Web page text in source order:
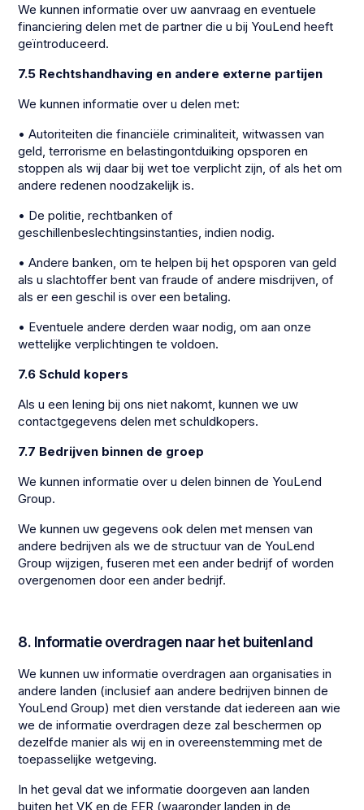
We kunnen informatie over uw aanvraag en eventuele
financiering delen met de partner die u bij YouLend heeft
geïntroduceerd.
7.5 Rechtshandhaving en andere externe partijen
We kunnen informatie over u delen met:
• Autoriteiten die financiële criminaliteit, witwassen van
geld, terrorisme en belastingontduiking opsporen en
stoppen als wij daar bij wet toe verplicht zijn, of als het om
andere redenen noodzakelijk is.
• De politie, rechtbanken of
geschillenbeslechtingsinstanties, indien nodig.
• Andere banken, om te helpen bij het opsporen van geld
als u slachtoffer bent van fraude of andere misdrijven, of
als er een geschil is over een betaling.
• Eventuele andere derden waar nodig, om aan onze
wettelijke verplichtingen te voldoen.
7.6 Schuld kopers
Als u een lening bij ons niet nakomt, kunnen we uw
contactgegevens delen met schuldkopers.
7.7 Bedrijven binnen de groep
We kunnen informatie over u delen binnen de YouLend
Group.
We kunnen uw gegevens ook delen met mensen van
andere bedrijven als we de structuur van de YouLend
Group wijzigen, fuseren met een ander bedrijf of worden
overgenomen door een ander bedrijf.
8. Informatie overdragen naar het buitenland
We kunnen uw informatie overdragen aan organisaties in
andere landen (inclusief aan andere bedrijven binnen de
YouLend Group) met dien verstande dat iedereen aan wie
we de informatie overdragen deze zal beschermen op
dezelfde manier als wij en in overeenstemming met de
toepasselijke wetgeving.
In het geval dat we informatie doorgeven aan landen
buiten het VK en de EER (waaronder landen in de